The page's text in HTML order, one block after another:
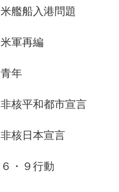
米艦船入港問題
米軍再編
青年
非核平和都市宣言
非核日本宣言
６・９行動